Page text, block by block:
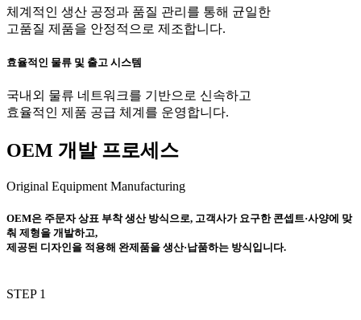
체계적인 생산 공정과 품질 관리를 통해 균일한
고품질 제품을 안정적으로 제조합니다.
효율적인 물류 및 출고 시스템
국내외 물류 네트워크를 기반으로 신속하고
효율적인 제품 공급 체계를 운영합니다.
OEM 개발 프로세스
Original Equipment Manufacturing
OEM은 주문자 상표 부착 생산 방식으로, 고객사가 요구한 콘셉트·사양에 맞
춰 제형을 개발하고,
제공된 디자인을 적용해 완제품을 생산·납품하는 방식입니다.
STEP 1